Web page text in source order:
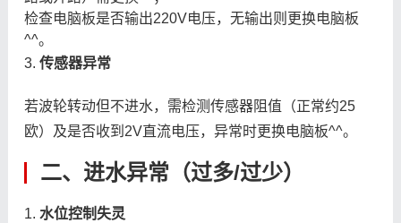
检查电脑板是否输出220V电压，无输出则更换电脑板
^^。
3. 传感器异常
若波轮转动但不进水，需检测传感器阻值（正常约25
欧）及是否收到2V直流电压，异常时更换电脑板^^。
二、进水异常（过多/过少）
1. 水位控制失灵